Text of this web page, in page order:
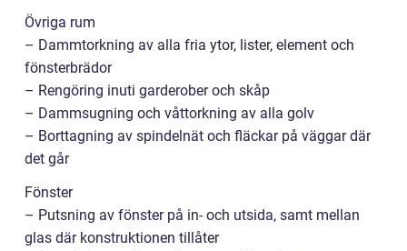
Övriga rum
– Dammtorkning av alla fria ytor, lister, element och
fönsterbrädor
– Rengöring inuti garderober och skåp
– Dammsugning och våttorkning av alla golv
– Borttagning av spindelnät och fläckar på väggar där
det går
Fönster
– Putsning av fönster på in- och utsida, samt mellan
glas där konstruktionen tillåter